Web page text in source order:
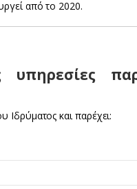
από το 2020.
υπηρεσίες
Ιδρύματος και παρέχει: